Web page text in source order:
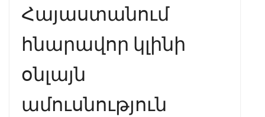
Հայաստանում
հնարավոր կլինի
օնլայն
ամուսնություն